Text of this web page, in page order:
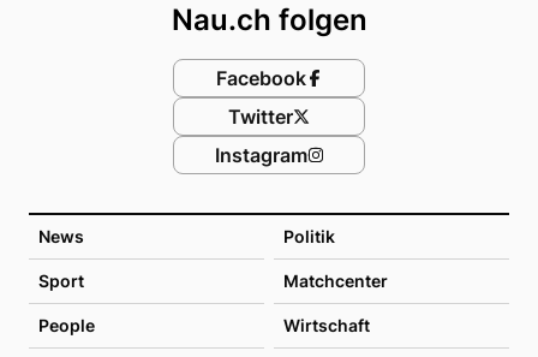
News Politik
Sport Matchcenter
People Wirtschaft
Nau.ch folgen
Facebook
Twitter
Instagram